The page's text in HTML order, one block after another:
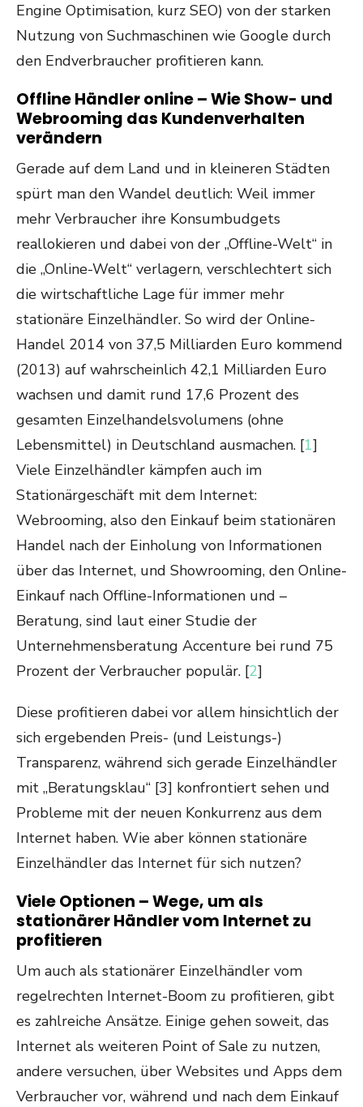
Engine Optimisation, kurz SEO) von der starken
Nutzung von Suchmaschinen wie Google durch
den Endverbraucher profitieren kann.
Offline Händler online – Wie Show- und
Webrooming das Kundenverhalten
verändern
Gerade auf dem Land und in kleineren Städten
spürt man den Wandel deutlich: Weil immer
mehr Verbraucher ihre Konsumbudgets
reallokieren und dabei von der „Offline-Welt“ in
die „Online-Welt“ verlagern, verschlechtert sich
die wirtschaftliche Lage für immer mehr
stationäre Einzelhändler. So wird der Online-
Handel 2014 von 37,5 Milliarden Euro kommend
(2013) auf wahrscheinlich 42,1 Milliarden Euro
wachsen und damit rund 17,6 Prozent des
gesamten Einzelhandelsvolumens (ohne
Lebensmittel) in Deutschland ausmachen. [1]
Viele Einzelhändler kämpfen auch im
Stationärgeschäft mit dem Internet:
Webrooming, also den Einkauf beim stationären
Handel nach der Einholung von Informationen
über das Internet, und Showrooming, den Online-
Einkauf nach Offline-Informationen und –
Beratung, sind laut einer Studie der
Unternehmensberatung Accenture bei rund 75
Prozent der Verbraucher populär. [2]
Diese profitieren dabei vor allem hinsichtlich der
sich ergebenden Preis- (und Leistungs-)
Transparenz, während sich gerade Einzelhändler
mit „Beratungsklau“ [3] konfrontiert sehen und
Probleme mit der neuen Konkurrenz aus dem
Internet haben. Wie aber können stationäre
Einzelhändler das Internet für sich nutzen?
Viele Optionen – Wege, um als
stationärer Händler vom Internet zu
profitieren
Um auch als stationärer Einzelhändler vom
regelrechten Internet-Boom zu profitieren, gibt
es zahlreiche Ansätze. Einige gehen soweit, das
Internet als weiteren Point of Sale zu nutzen,
andere versuchen, über Websites und Apps dem
Verbraucher vor, während und nach dem Einkauf